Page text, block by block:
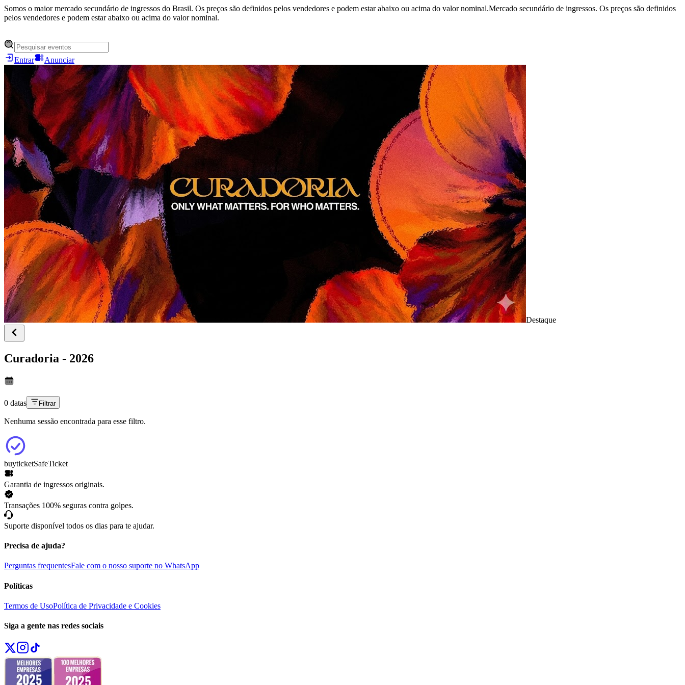
Somos o maior mercado secundário de ingressos do Brasil. Os preços são definidos pelos vendedores e podem estar abaixo ou acima do valor nominal.Mercado secundário de ingressos. Os preços são definidos
pelos vendedores e podem estar abaixo ou acima do valor nominal.
Entrar Anunciar
Destaque
Curadoria - 2026
0 datas Filtrar
Nenhuma sessão encontrada para esse filtro.
buyticketSafeTicket
Garantia de ingressos originais.
Transações 100% seguras contra golpes.
Suporte disponível todos os dias para te ajudar.
Precisa de ajuda?
Perguntas frequentesFale com o nosso suporte no WhatsApp
Políticas
Termos de UsoPolítica de Privacidade e Cookies
Siga a gente nas redes sociais